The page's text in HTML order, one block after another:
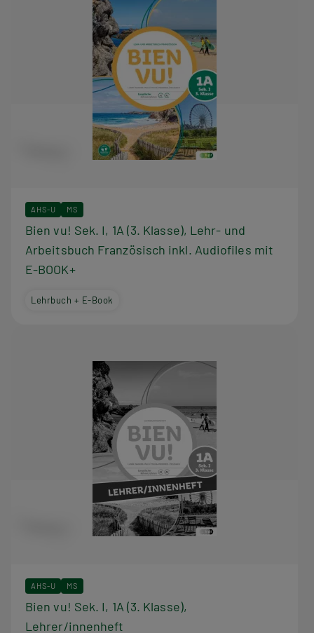
AHS-U MS
Bien vu! Sek. I, 1A (3. Klasse), Lehr- und
Arbeitsbuch Französisch inkl. Audiofiles mit
E-BOOK+
Lehrbuch + E-Book
AHS-U MS
Bien vu! Sek. I, 1A (3. Klasse),
Lehrer/innenheft